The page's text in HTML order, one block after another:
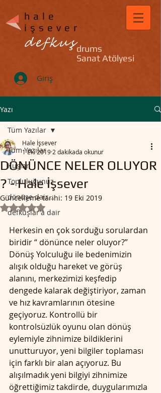
drums
Sanat Atölyesi
hale
işsever
defkuş
Giriş
Yazı
Tüm Yazılar
Kuşlar
Topluluğunuz
dönüşe dair...
defkuşlar'a dair
Tüm Yazılar
DÖNÜNCE NELER OLUYOR
? - Hale İşsever
Hale İşsever
1 Eki 2019 2 dakikada okunur
Güncelleme tarihi: 19 Eki 2019
5 üzerinden NaN yıldız
Herkesin en çok sorduğu sorulardan
biridir “ dönünce neler oluyor?”
Dönüş Yolculuğu ile bedenimizin
alışık olduğu hareket ve görüş
alanını, merkezimizi keşfedip
dengede kalarak değiştiriyor, zaman
ve hız kavramlarının ötesine
geçiyoruz. Kontrollü bir
kontrolsüzlük oyunu olan dönüş
eylemiyle zihnimize bildiklerini
unutturuyor, yeni bilgiler toplaması
için farklı bir alan açıyoruz. Bu
alışılmadık yeni bilgiyi zihnimize
öğrettiğimiz takdirde, duygularımızla